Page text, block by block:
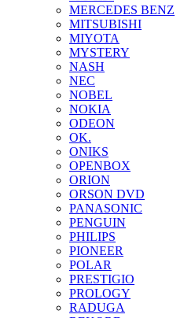
MERCEDES BENZ
MITSUBISHI
MIYOTA
MYSTERY
NASH
NEC
NOBEL
NOKIA
ODEON
OK.
ONIKS
OPENBOX
ORION
ORSON DVD
PANASONIC
PENGUIN
PHILIPS
PIONEER
POLAR
PRESTIGIO
PROLOGY
RADUGA